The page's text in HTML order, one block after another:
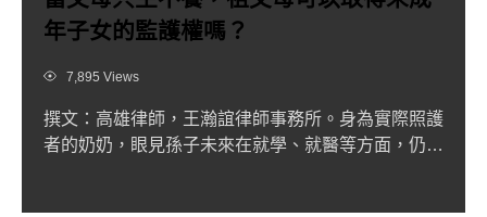
年子女的監護權嗎？
Views7,895 Views
撰文：高雄律師，王瀚誼律師事務所。身為實際照護
者的奶奶，眼見孫子未來在就學、就醫等方面，仍需